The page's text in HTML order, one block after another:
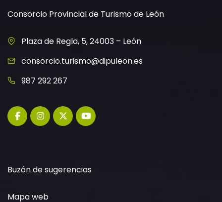
Consorcio Provincial de Turismo de León
Plaza de Regla, 5, 24003 – León
consorcio.turismo@dipuleon.es
987 292 267
Buzón de sugerencias
Mapa web